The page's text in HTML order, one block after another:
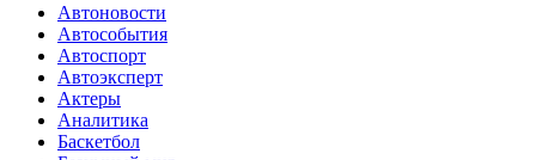
Автоновости
Автособытия
Автоспорт
Автоэксперт
Актеры
Аналитика
Баскетбол